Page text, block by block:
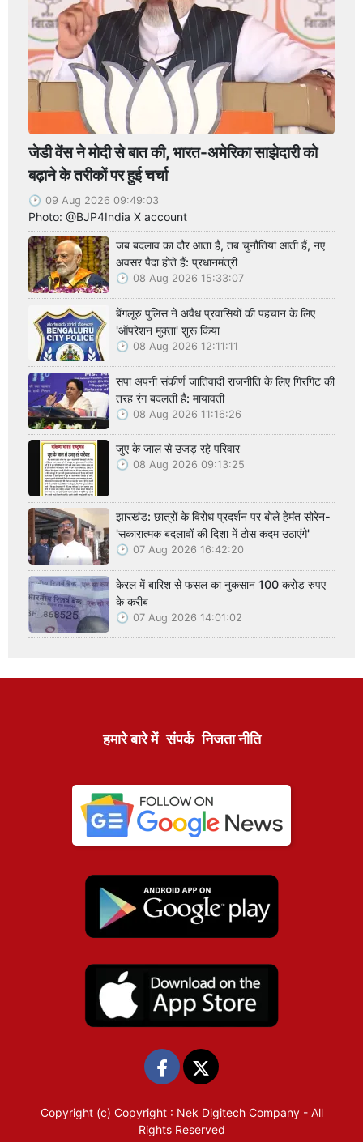
जेडी वेंस ने मोदी से बात की, भारत-अमेरिका साझेदारी को
बढ़ाने के तरीकों पर हुई चर्चा
09 Aug 2026 09:49:03
Photo: @BJP4India X account
जब बदलाव का दौर आता है, तब चुनौतियां आती हैं, नए
अवसर पैदा होते हैं: प्रधानमंत्री
08 Aug 2026 15:33:07
बेंगलूरु पुलिस ने अवैध प्रवासियों की पहचान के लिए
'ऑपरेशन मुक्ता' शुरू किया
08 Aug 2026 12:11:11
सपा अपनी संकीर्ण जातिवादी राजनीति के लिए गिरगिट की
तरह रंग बदलती है: मायावती
08 Aug 2026 11:16:26
जुए के जाल से उजड़ रहे परिवार
08 Aug 2026 09:13:25
झारखंड: छात्रों के विरोध प्रदर्शन पर बोले हेमंत सोरेन-
'सकारात्मक बदलावों की दिशा में ठोस कदम उठाएंगे'
07 Aug 2026 16:42:20
केरल में बारिश से फसल का नुकसान 100 करोड़ रुपए
के करीब
07 Aug 2026 14:01:02
हमारे बारे में संपर्क निजता नीति
Copyright (c) Copyright : Nek Digitech Company- All
Rights Reserved